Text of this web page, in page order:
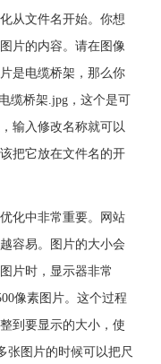
从文件名开始。你想
片的内容。请在图像
是电缆桥架，那么你
缆桥架.jpg，这个是可
输入修改名称就可以
把它放在文件名的开
化中非常重要。网站
容易。图片的大小会
片时，显示器非常
像素图片。这个过程
到要显示的大小，使
张图片的时候可以把尺